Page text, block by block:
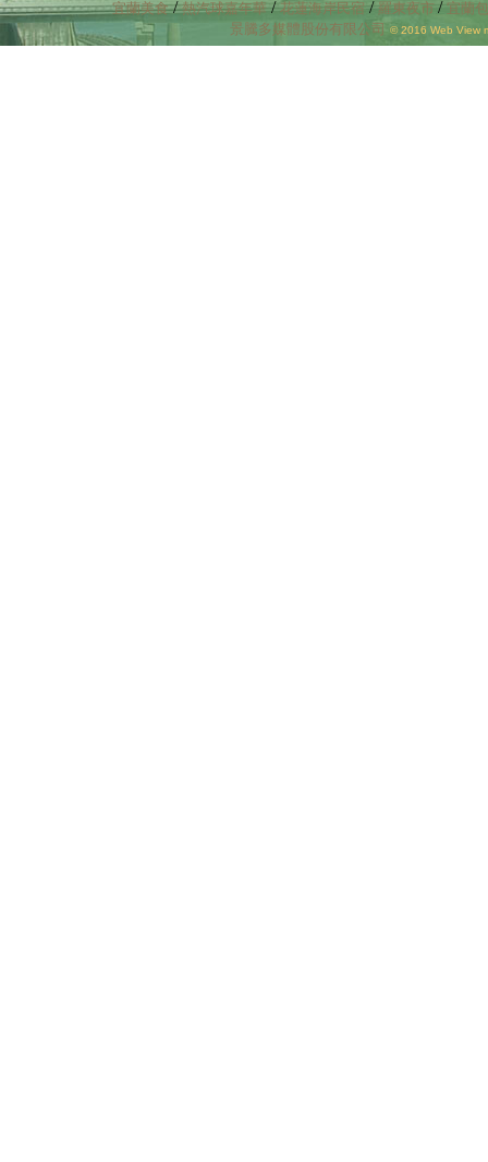
宜蘭美食/熱汽球嘉年華/花蓮海岸民宿 /羅東夜市 / 宜蘭
景騰多媒體股份有限公司
© 2016 Web View